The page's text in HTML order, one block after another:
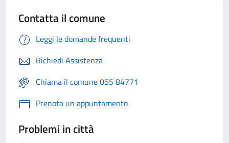
Contatta il comune
Leggi le domande frequenti
Richiedi Assistenza
Chiama il comune 055 84771
Prenota un appuntamento
Problemi in città